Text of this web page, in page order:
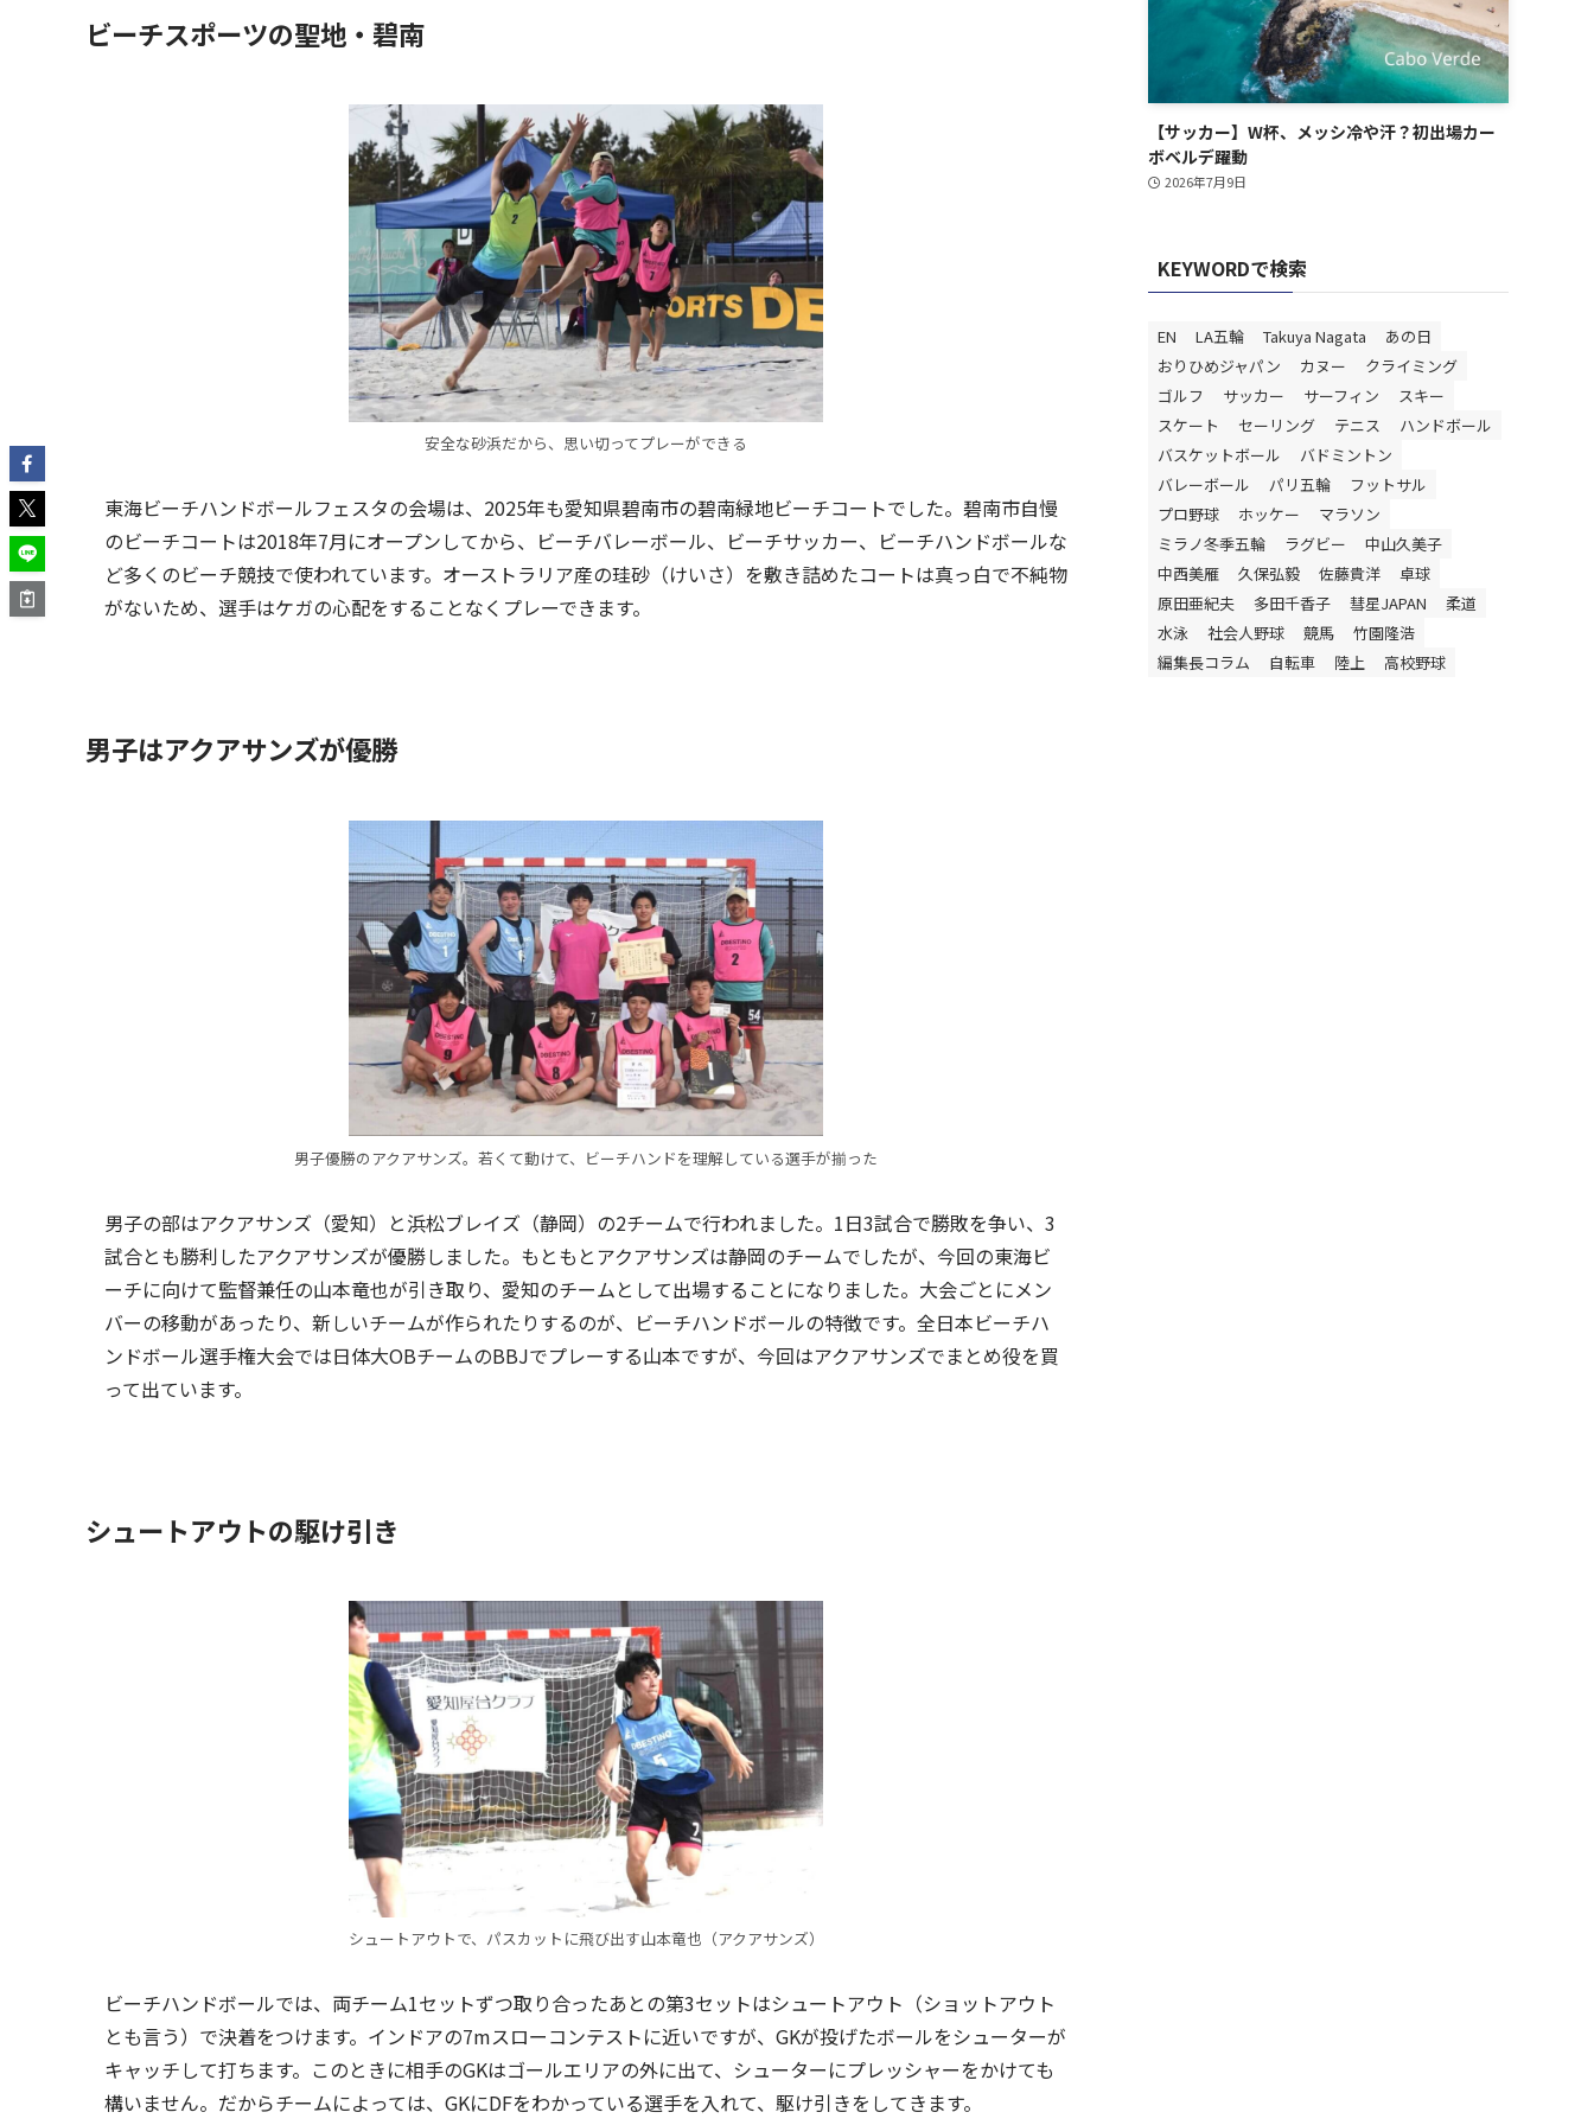
ビーチスポーツの聖地・碧南
安全な砂浜だから、思い切ってプレーができる
東海ビーチハンドボールフェスタの会場は、2025年も愛知県碧南市の碧南緑地ビーチコートでした。碧南市自慢
のビーチコートは2018年7月にオープンしてから、ビーチバレーボール、ビーチサッカー、ビーチハンドボールな
ど多くのビーチ競技で使われています。オーストラリア産の珪砂（けいさ）を敷き詰めたコートは真っ白で不純物
がないため、選手はケガの心配をすることなくプレーできます。
男子はアクアサンズが優勝
男子優勝のアクアサンズ。若くて動けて、ビーチハンドを理解している選手が揃った
男子の部はアクアサンズ（愛知）と浜松ブレイズ（静岡）の2チームで行われました。1日3試合で勝敗を争い、3
試合とも勝利したアクアサンズが優勝しました。もともとアクアサンズは静岡のチームでしたが、今回の東海ビ
ーチに向けて監督兼任の山本竜也が引き取り、愛知のチームとして出場することになりました。大会ごとにメン
バーの移動があったり、新しいチームが作られたりするのが、ビーチハンドボールの特徴です。全日本ビーチハ
ンドボール選手権大会では日体大OBチームのBBJでプレーする山本ですが、今回はアクアサンズでまとめ役を買
って出ています。
シュートアウトの駆け引き
シュートアウトで、パスカットに飛び出す山本竜也（アクアサンズ）
ビーチハンドボールでは、両チーム1セットずつ取り合ったあとの第3セットはシュートアウト（ショットアウト
とも言う）で決着をつけます。インドアの7mスローコンテストに近いですが、GKが投げたボールをシューターが
キャッチして打ちます。このときに相手のGKはゴールエリアの外に出て、シューターにプレッシャーをかけても
構いません。だからチームによっては、GKにDFをわかっている選手を入れて、駆け引きをしてきます。
【サッカー】W杯、メッシ冷や汗？初出場カー
ボベルデ躍動
2026年7月9日
KEYWORDで検索
EN LA五輪 Takuya Nagata
あの日
おりひめジャパン
カヌー
クライミング
ゴルフ
サッカー サーフィン
スキー
スケート
セーリング テニス
ハンドボール
バスケットボール
バドミントン
バレーボール
パリ五輪
フットサル
プロ野球
ホッケー
マラソン
ミラノ冬季五輪
ラグビー
中山久美子
中西美雁
久保弘毅 佐藤貴洋
卓球
原田亜紀夫
多田千香子 彗星JAPAN
柔道
水泳
社会人野球 競馬
竹園隆浩
編集長コラム
自転車 陸上 高校野球